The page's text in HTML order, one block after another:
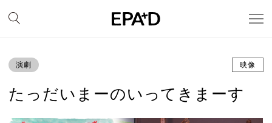
演劇 映像
たっだいまーのいってきまーす